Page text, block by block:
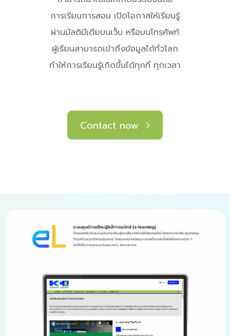
การเรียนการสอน เปิดโอกาสให้เรียนรู้
ผ่านมัลติมีเดียบนเว็บ หรือบนโทรศัพท์
ผู้เรียนสามารถเข้าถึงข้อมูลได้ทั่วโลก
ทําให้การเรียนรู้เกิดขึ้นได้ทุกที่ ทุกเวลา
Contact now